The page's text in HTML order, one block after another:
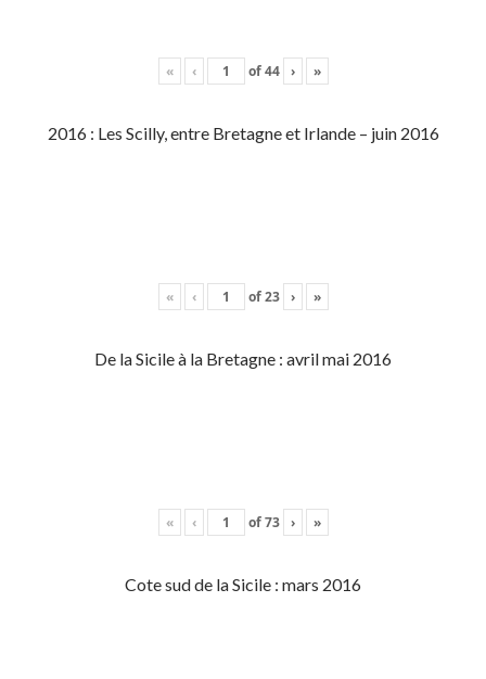
« ‹ of44 › »
2016 : Les Scilly, entre Bretagne et Irlande – juin 2016
« ‹ of23 › »
De la Sicile à la Bretagne : avril mai 2016
« ‹ of73 › »
Cote sud de la Sicile : mars 2016